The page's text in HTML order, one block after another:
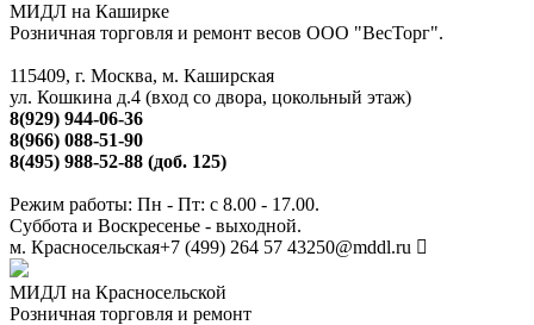
МИДЛ на Каширке
Розничная торговля и ремонт весов ООО "ВесТорг".
115409, г. Москва, м. Каширская
ул. Кошкина д.4 (вход со двора, цокольный этаж)
8(929) 944-06-36
8(966) 088-51-90
8(495) 988-52-88 (доб. 125)
Режим работы: Пн - Пт: с 8.00 - 17.00.
Суббота и Воскресенье - выходной.
м. Красносельская+7 (499) 264 57 43250@mddl.ru
МИДЛ на Красносельской
Розничная торговля и ремонт